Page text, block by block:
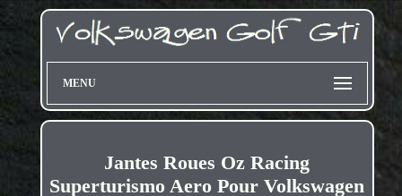
MENU
Jantes Roues Oz Racing
Superturismo Aero Pour Volkswagen